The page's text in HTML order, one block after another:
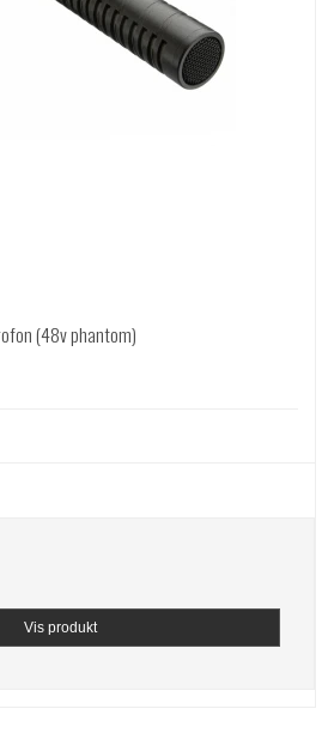
(48v phantom)
Vis produkt